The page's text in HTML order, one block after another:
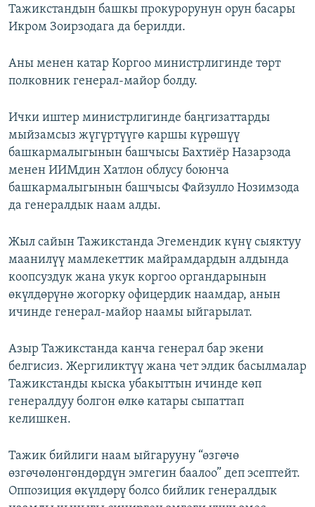
Тажикстандын башкы прокурорунун орун басары
Икром Зоирзодага да берилди.
Аны менен катар Коргоо министрлигинде төрт
полковник генерал-майор болду.
Ички иштер министрлигинде баңгизаттарды
мыйзамсыз жүгүртүүгө каршы күрөшүү
башкармалыгынын башчысы Бахтиёр Назарзода
менен ИИМдин Хатлон облусу боюнча
башкармалыгынын башчысы Файзулло Нозимзода
да генералдык наам алды.
Жыл сайын Тажикстанда Эгемендик күнү сыяктуу
маанилүү мамлекеттик майрамдардын алдында
коопсуздук жана укук коргоо органдарынын
өкүлдөрүнө жогорку офицердик наамдар, анын
ичинде генерал-майор наамы ыйгарылат.
Азыр Тажикстанда канча генерал бар экени
белгисиз. Жергиликтүү жана чет элдик басылмалар
Тажикстанды кыска убакыттын ичинде көп
генералдуу болгон өлкө катары сыпаттап
келишкен.
Тажик бийлиги наам ыйгарууну “өзгөчө
өзгөчөлөнгөндөрдүн эмгегин баалоо” деп эсептейт.
Оппозиция өкүлдөрү болсо бийлик генералдык